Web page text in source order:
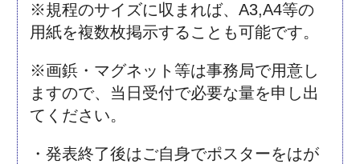
※規程のサイズに収まれば、A3,A4等の
用紙を複数枚掲示することも可能です。
※画鋲・マグネット等は事務局で用意し
ますので、当日受付で必要な量を申し出
てください。
・発表終了後はご自身でポスターをはが